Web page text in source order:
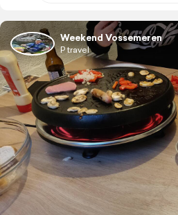
Weekend Vossemeren
P travel